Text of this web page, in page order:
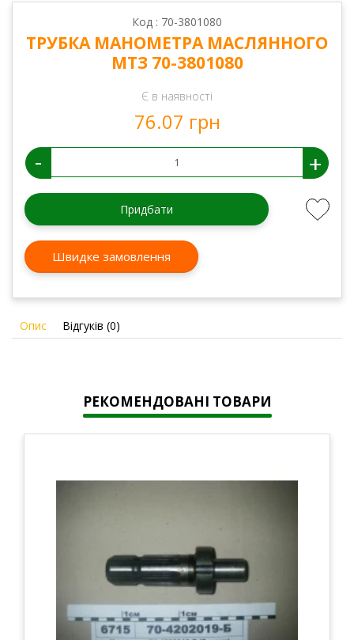
Код : 70-3801080
ТРУБКА МАНОМЕТРА МАСЛЯННОГО
МТЗ 70-3801080
Є в наявності
76.07 грн
- +
Придбати
Швидке замовлення
Опис Відгуків (0)
РЕКОМЕНДОВАНІ ТОВАРИ